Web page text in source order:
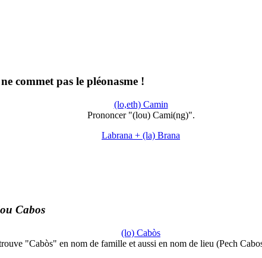
commet pas le pléonasme !
(lo,eth) Camin
Prononcer "(lou) Cami(ng)".
Labrana + (la) Brana
Cabos
(lo) Cabòs
"Cabòs" en nom de famille et aussi en nom de lieu (Pech